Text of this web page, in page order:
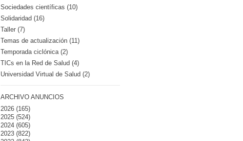
Sociedades científicas (10)
Solidaridad (16)
Taller (7)
Temas de actualización (11)
Temporada ciclónica (2)
TICs en la Red de Salud (4)
Universidad Virtual de Salud (2)
ARCHIVO ANUNCIOS
2026(165)
2025(524)
2024(605)
2023(822)